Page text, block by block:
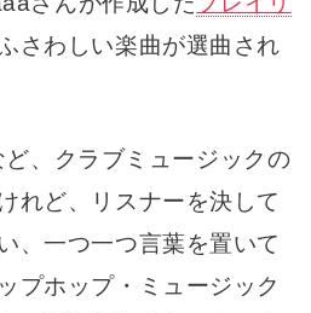
さわしい楽曲が選曲され
ど、クラブミュージックの
れど、リスナーを決して
、一つ一つ言葉を置いて
プホップ・ミュージック